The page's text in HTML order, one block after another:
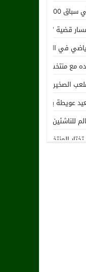
سلا
قضية ‘بارون المخدرات
في السجن في قضية
مع منتخب النيجر دون تكفل
الصخيرات بالعشب
عويطة بعد صراع طويل
ويثير اهتمام
تختار المنتخب الوطني